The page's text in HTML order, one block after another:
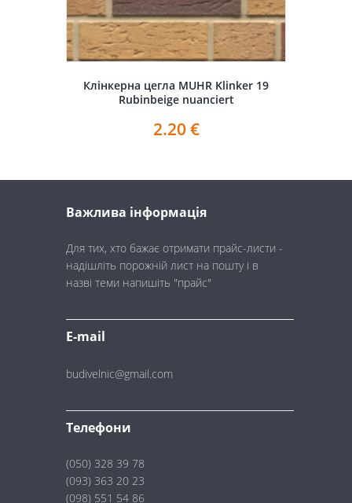
Клінкерна цегла MUHR Klinker 19
Rubinbeige nuanciert
2.20 €
Важлива інформація
Для тих, хто бажає отримати прайс-листи -
надішліть порожній лист на пошту і в
назві теми напишіть "прайс"
E-mail
budivelnic@gmail.com
Телефони
(050) 328 39 78
(093) 363 20 23
(098) 551 54 86